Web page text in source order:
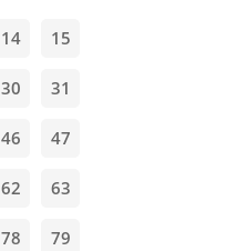
14 15
30 31
46 47
62 63
78 79